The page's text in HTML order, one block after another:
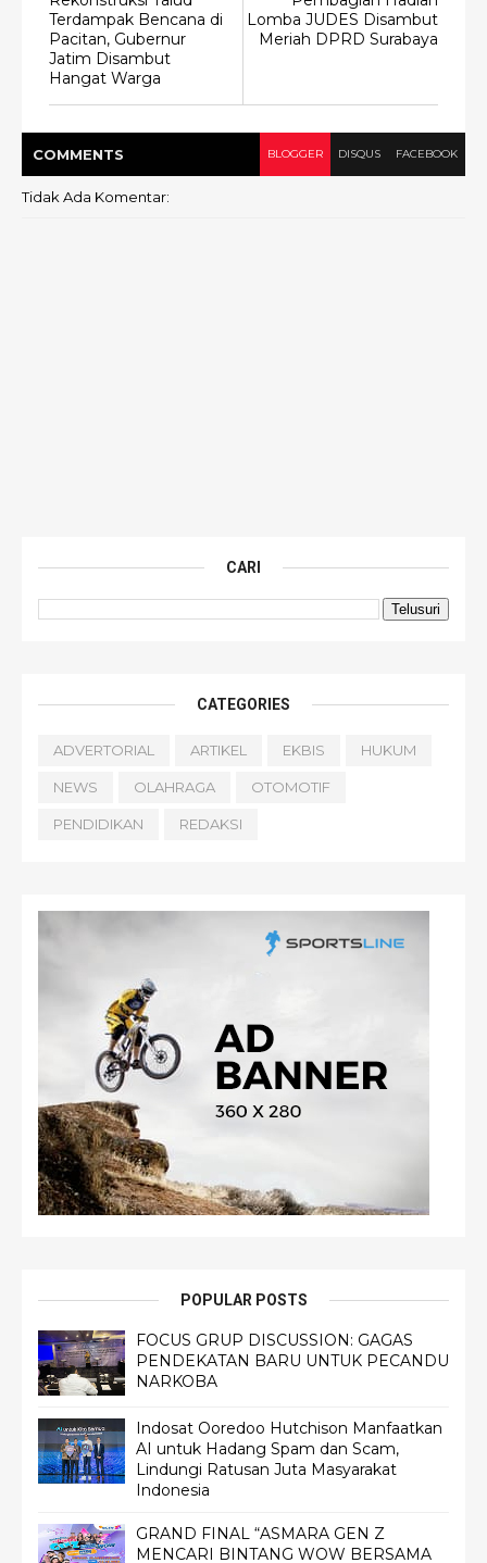
Lomba JUDES Disambut
Meriah DPRD Surabaya
Terdampak Bencana di
Pacitan, Gubernur
Jatim Disambut
Hangat Warga
COMMENTS BLOGGER DISQUS FACEBOOK
Tidak Ada Komentar:
CARI
CATEGORIES
ADVERTORIAL ARTIKEL EKBIS HUKUM
NEWS OLAHRAGA OTOMOTIF
PENDIDIKAN REDAKSI
POPULAR POSTS
FOCUS GRUP DISCUSSION: GAGAS
PENDEKATAN BARU UNTUK PECANDU
NARKOBA
Indosat Ooredoo Hutchison Manfaatkan
AI untuk Hadang Spam dan Scam,
Lindungi Ratusan Juta Masyarakat
Indonesia
GRAND FINAL “ASMARA GEN Z
MENCARI BINTANG WOW BERSAMA